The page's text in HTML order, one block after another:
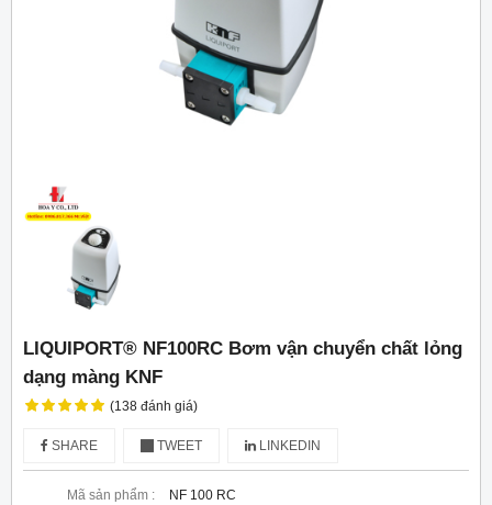
LIQUIPORT® NF100RC Bơm vận chuyển chất lỏng
dạng màng KNF
(138 đánh giá)
SHARE TWEET LINKEDIN
Mã sản phẩm :
NF 100 RC